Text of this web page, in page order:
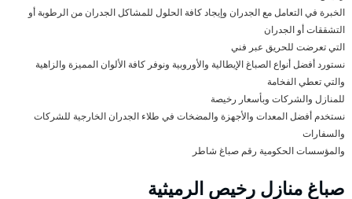
الخبرة في التعامل مع الجدران وإيجاد كافة الحلول للمشاكل الجدران من الرطوبة أو
التشققات أو الجدران
التي تعرضت للحريق عبر فني
نستورد أفضل أنواع الصباغ الإيطالية والأوروبية ونوفر كافة الألوان المميزة والزاهية
والتي تعطي الفخامة
للمنازل والشركات وبأسعار رخيصة
نستخدم أفضل المعدات والأجهزة والمضخات في طلاء الجدران الخارجية للشركات
والسفارات
والمؤسسات الحكومية رقم صباغ شاطر
صباغ منازل رخيص الرميثية